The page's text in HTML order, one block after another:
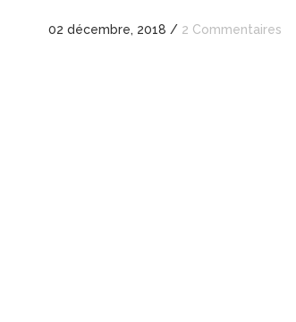
02 décembre, 2018 / 2 Commentaires